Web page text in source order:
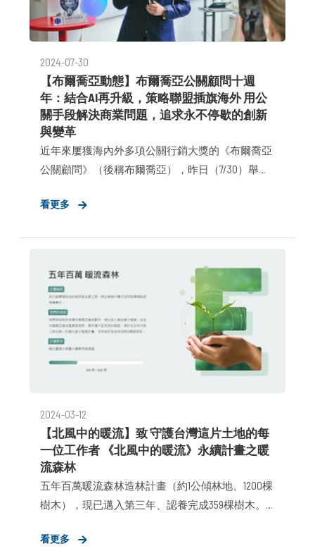
成 4A 廣告公司級的行銷策略與創意發想，不僅打
破生成式 AI 僅能用於生成文案的限制，更實現全 AI
工作流的可能性。
2024-07-30
【布爾喬亞動態】布爾喬亞公關顧問十週
年：結合AI再升級，策略聯盟插旗海外 用公
關手段解決商業問題，追求永不停歇的創新
與變革
近年來屢獲海內外多項公關行銷大獎的《布爾喬亞
公關顧問》（後稱布爾喬亞），昨日（7/30）舉辦
堂，將這段日子的十分感謝，化為共同邁向未來的
顯了「普惠公關」的重要性。而在為客戶創造價
值、解決問題的過程中，布爾喬亞仍不忘透過自身
專業為環境、社會與青年賦出一份心力，多年來舉
辦逾百場校園講座、插旗全台超過30所校系，並在
2022年啟動《五年百萬 暖流森林》計畫，與國立臺
灣大學實驗林管理處合作，至今已種下500棵樹
苗，盼能拋磚引玉，攜手生態系為環境永續負起相
的變化，從溝通渠道的演進到AI工具的全面升級，
再加上疫情催化，許多企業在劇烈變化的洪流中迅
速被淘汰。布爾喬亞作為快速崛起的公關顧問新
秀，在週年活動中除了感謝多年來大力支持的各方
夥伴，亦分享能夠存續甚至勝出的關鍵：良好的趨
勢洞察能力、顧問化與科技化的服務、以及持續培
育出能適應變化並產生變革的優秀人才，而這三項
看更多
2024-03-12
【北風中的暖流】致 守護台灣這片土地的每
一位工作者 《北風中的暖流》永續計畫之暖
流森林
五年百萬暖流森林造林計畫（約1公傾林地、1200棵
樹木），現已邁入第三年、認養完成359棵樹木。
依據布爾喬亞營收數字，等比投入資金進行植樹，
看更多